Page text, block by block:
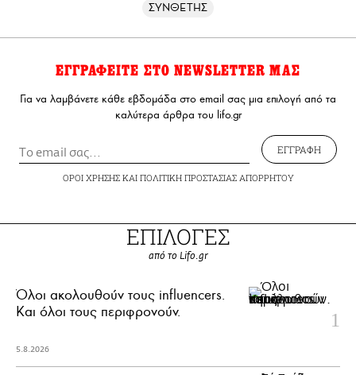
ΣΥΝΘΕΤΗΣ
ΕΓΓΡΑΦΕΙΤΕ ΣΤΟ NEWSLETTER ΜΑΣ
Για να λαμβάνετε κάθε εβδομάδα στο email σας μια επιλογή από τα
καλύτερα άρθρα του lifo.gr
ΕΓΓΡΑΦΗ
ΟΡΟΙ ΧΡΗΣΗΣΚΑΙ ΠΟΛΙΤΙΚΗ ΠΡΟΣΤΑΣΙΑΣ ΑΠΟΡΡΗΤΟΥ
ΕΠΙΛΟΓΕΣ
από το Lifo.gr
Όλοι ακολουθούν τους influencers.
Και όλοι τους περιφρονούν.
5.8.2026